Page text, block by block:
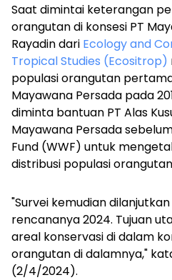
Saat dimintai keterangan
orangutan di konsesi PT
Rayadin dari Ecology and
Tropical Studies (Ecositrop)
populasi orangutan
Mayawana Persada pada
diminta bantuan PT Alas
Mayawana Persada
Fund (WWF) untuk
distribusi populasi
"Survei kemudian
rencananya 2024. Tujuan
areal konservasi di dalam
orangutan di dalamnya,"
(2/4/2024).